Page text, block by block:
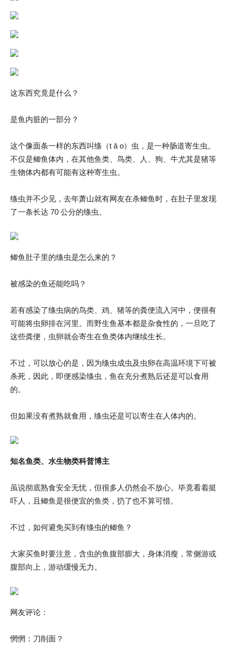
这东西究竟是什么？
是鱼内脏的一部分？
这个像面条一样的东西叫绦（t ā o）虫，是一种肠道寄生虫。
不仅是鲫鱼体内，在其他鱼类、鸟类、人、狗、牛尤其是猪等
生物体内都有可能有这种寄生虫。
绦虫并不少见，去年萧山就有网友在杀鲫鱼时，在肚子里发现
了一条长达 70 公分的绦虫。
鲫鱼肚子里的绦虫是怎么来的？
被感染的鱼还能吃吗？
若有感染了绦虫病的鸟类、鸡、猪等的粪便流入河中，便很有
可能将虫卵排在河里。而野生鱼基本都是杂食性的，一旦吃了
这些粪便，虫卵就会寄生在鱼类体内继续生长。
不过，可以放心的是，因为绦虫成虫及虫卵在高温环境下可被
杀死，因此，即便感染绦虫，鱼在充分煮熟后还是可以食用
的。
但如果没有煮熟就食用，绦虫还是可以寄生在人体内的。
知名鱼类、水生物类科普博主
虽说彻底熟食安全无忧，但很多人仍然会不放心。毕竟看着挺
吓人，且鲫鱼是很便宜的鱼类，扔了也不算可惜。
不过，如何避免买到有绦虫的鲫鱼？
大家买鱼时要注意，含虫的鱼腹部膨大，身体消瘦，常侧游或
腹部向上，游动缓慢无力。
网友评论：
惘惘：刀削面？